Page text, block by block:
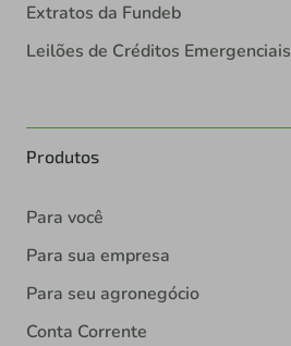
Extratos da Fundeb
Leilões de Créditos Emergenciais
Produtos
Para você
Para sua empresa
Para seu agronegócio
Conta Corrente